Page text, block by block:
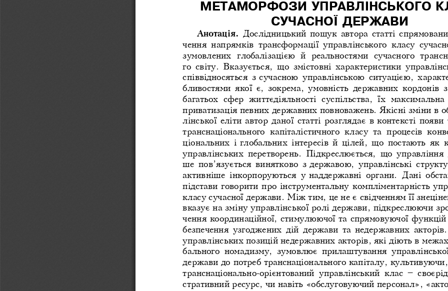
МЕТАМОРФОЗИ УПРАВЛІНСЬКОГО
СУЧАСНОЇ ДЕРЖАВИ
Анотація. Дослідницький пошук автора статті
чення  напрямків  трансформації  управлінського  класу
зумовлених  глобалізацією  й  реальностями  сучасного
го  світу.  Вказується,  що  змістовні  характеристики
співвідносяться  з сучасною  управлінською  ситуацією,
бливостями  якої  є,  зокрема,  умовність  державних  кордонів
багатьох  сфер  життєдіяльності  суспільства,  їх  максимальна
приватизація певних державних повноважень. Якісні зміни в
лінської еліти автор даної статті розглядає в контексті
транснаціонального  капіталістичного  класу  та  процесів
ціональних  і глобальних  інтересів  й  цілей,  що  постають  як
управлінських  перетворень.  Підкреслюється,  що  управління
ше  пов’язується  винятково  з державою,  управлінські
активніше  інкорпоруються  у наддержавні  органи.  Дані
підстави говорити про інструментальну компліментарність
класу сучасної держави. Між тим, це не є свідченням її
вказує на зміну управлінської ролі держави, підкреслюючи
чення координаційної, стимулюючої та спрямовуючої
безпечення  узгоджених  дій  держави  та  недержавних
управлінських позицій недержавних акторів, які діють в
бального  номадизму,  зумовлює  прилаштування  управлінської
держави до потреб транснаціонального капіталу,
транснаціонально-орієнтований  управлінський  клас  –
стративний ресурс, чи навіть «обслуговуючий персонал»,